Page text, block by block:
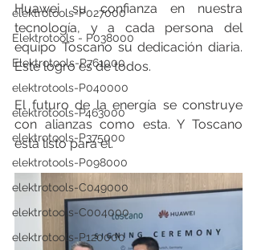
elektrotools-P027000
Elektrotools - P038000
Elektrotools-P761000
elektrotools-P040000
elektrotools-P463000
elektrotools-P375000
elektrotools-P098000
elektrotools-C049000
elektrotools-C004000
elektrotools-P120000
Huawei su confianza en nuestra
tecnología, y a cada persona del
equipo Toscano su dedicación diaria.
Este logro es de todos.
El futuro de la energía se construye
con alianzas como esta. Y Toscano
está listo para él.